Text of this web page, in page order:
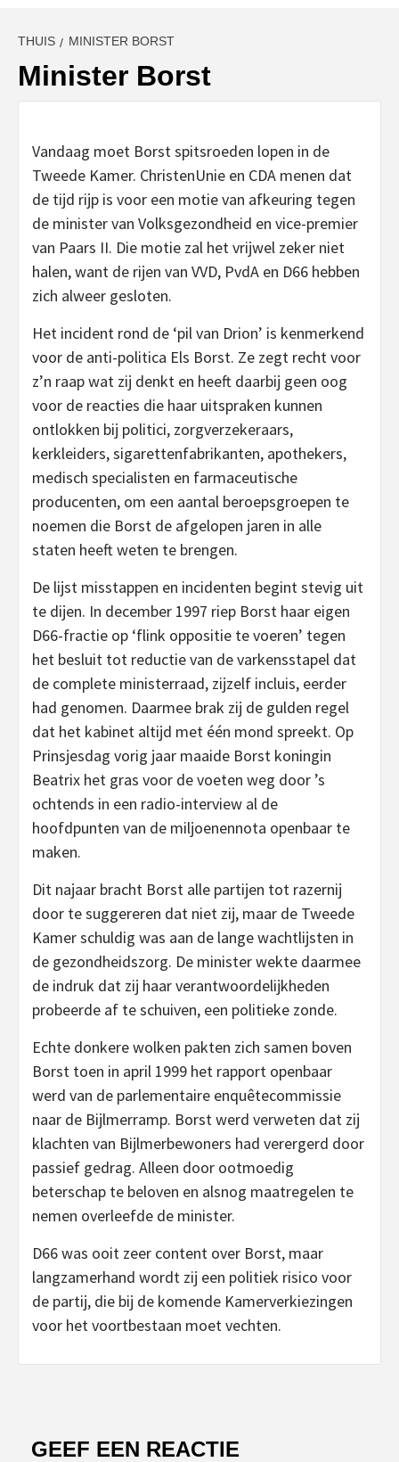
THUIS MINISTER BORST
Minister Borst
Vandaag moet Borst spitsroeden lopen in de
Tweede Kamer. ChristenUnie en CDA menen dat
de tijd rijp is voor een motie van afkeuring tegen
de minister van Volksgezondheid en vice-premier
van Paars II. Die motie zal het vrijwel zeker niet
halen, want de rijen van VVD, PvdA en D66 hebben
zich alweer gesloten.
Het incident rond de ‘pil van Drion’ is kenmerkend
voor de anti-politica Els Borst. Ze zegt recht voor
z’n raap wat zij denkt en heeft daarbij geen oog
voor de reacties die haar uitspraken kunnen
ontlokken bij politici, zorgverzekeraars,
kerkleiders, sigarettenfabrikanten, apothekers,
medisch specialisten en farmaceutische
producenten, om een aantal beroepsgroepen te
noemen die Borst de afgelopen jaren in alle
staten heeft weten te brengen.
De lijst misstappen en incidenten begint stevig uit
te dijen. In december 1997 riep Borst haar eigen
D66-fractie op ‘flink oppositie te voeren’ tegen
het besluit tot reductie van de varkensstapel dat
de complete ministerraad, zijzelf incluis, eerder
had genomen. Daarmee brak zij de gulden regel
dat het kabinet altijd met één mond spreekt. Op
Prinsjesdag vorig jaar maaide Borst koningin
Beatrix het gras voor de voeten weg door ’s
ochtends in een radio-interview al de
hoofdpunten van de miljoenennota openbaar te
maken.
Dit najaar bracht Borst alle partijen tot razernij
door te suggereren dat niet zij, maar de Tweede
Kamer schuldig was aan de lange wachtlijsten in
de gezondheidszorg. De minister wekte daarmee
de indruk dat zij haar verantwoordelijkheden
probeerde af te schuiven, een politieke zonde.
Echte donkere wolken pakten zich samen boven
Borst toen in april 1999 het rapport openbaar
werd van de parlementaire enquêtecommissie
naar de Bijlmerramp. Borst werd verweten dat zij
klachten van Bijlmerbewoners had verergerd door
passief gedrag. Alleen door ootmoedig
beterschap te beloven en alsnog maatregelen te
nemen overleefde de minister.
D66 was ooit zeer content over Borst, maar
langzamerhand wordt zij een politiek risico voor
de partij, die bij de komende Kamerverkiezingen
voor het voortbestaan moet vechten.
GEEF EEN REACTIE